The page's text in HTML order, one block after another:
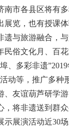
市各县区将有多
展览，也有授课
遗与旅游融合，
民俗文化月、百
、多彩非遗
动等，推广多种
、友谊葫芦研学
，将非遗送到群
示展演活动近30